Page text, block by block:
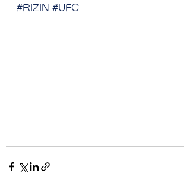
#RIZIN #UFC